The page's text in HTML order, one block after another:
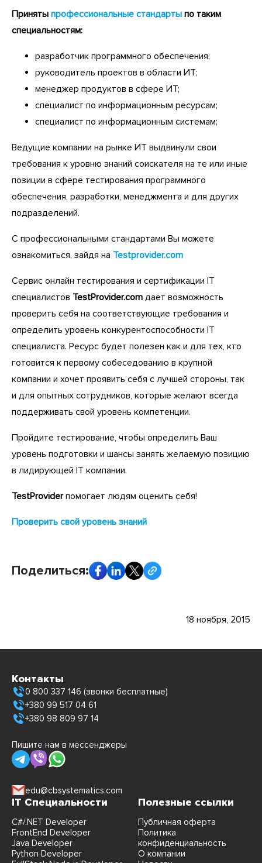
Приняты профессиональные стандарты по таким
специальностям:
разработчик программного обеспечения;
руководитель проектов в области ИТ;
менеджер продуктов в сфере ИТ;
специалист по информационным ресурсам;
специалист по информационным системам;
Ведущие компании на рынке ИТ выдвинули свои
требования к уровню знаний соискателя на те или иные
позиции в сфере тестирования программного
обеспечения, разработки, менеджмента и для других
подразделений.
С профессиональными стандартами Вы можете
ознакомиться, зайдя на Testprovider.com
Сервис онлайн тестирования и сертификации IT
специалистов TestProvider.com дает возможность
проверить себя на соответствующие требования и
определить уровень конкурентоспособности IT
специалиста. Ресурс будет полезен как и для тех, кто
готовится к первому собеседованию в крупной
компании и хочет проявить себя с лучшей стороны, так
и для опытных сотрудников, которые желают всегда
поддерживать свой уровень компетенции.
Пройдите тестирование, чтобы определить Ваш
уровень подготовки и шансы занять желаемую позицию
в лидирующей IT компании.
TestProviderпомогает людям оценить себя!
Проверить свой уровень знаний
Поделиться:
18 ноября, 2015
Контакты
0 800 337 146 (звонки бесплатные)
+380 99 517 04 61
+380 98 809 97 14
Пишите нам в мессенджеры
edu@cbsystematics.com
IT Специальности
C#/.NET Developer
FrontEnd Developer
Java Developer
Python Developer
Полезные ссылки
Публичная оферта
Политика
конфиденциальность
О компании